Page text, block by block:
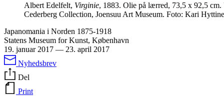
Albert Edelfelt, Virginie, 1883. Olie på lærred, 73,5 x 92,5
Cederberg Collection, Joensuu Art Museum. Foto: Kari
Japanomania i Norden 1875-1918
Statens Museum for Kunst, København
19. januar 2017 — 23. april 2017
Nyhedsbrev
Del
Print